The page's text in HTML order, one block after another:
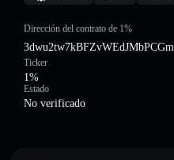
Dirección del contrato de 1%
Ticker
1%
Estado
No verificado